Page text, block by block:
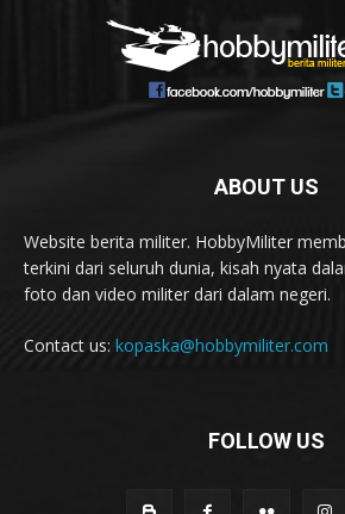
ABOUT US
Website berita militer. HobbyMiliter
terkini dari seluruh dunia, kisah nyata
foto dan video militer dari dalam negeri.
Contact us: kopaska@hobbymiliter.com
FOLLOW US